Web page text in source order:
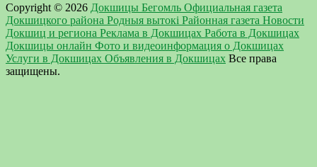
Copyright © 2026 Докшицы Бегомль Официальная газета
Докшицкого района Родныя вытокi Районная газета Новости
Докшиц и региона Реклама в Докшицах Работа в Докшицах
Докшицы онлайн Фото и видеоинформация о Докшицах
Услуги в Докшицах Объявления в Докшицах Все права
защищены.